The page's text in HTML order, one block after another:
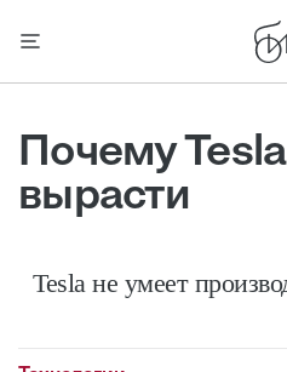
Почему
вырасти
Tesla не умеет